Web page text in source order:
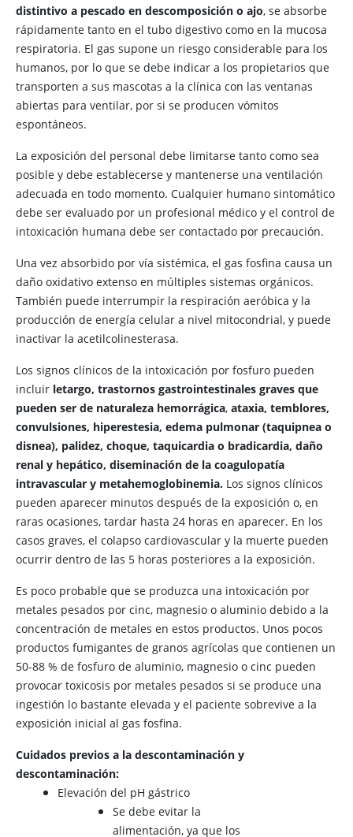
distintivo a pescado en descomposición o ajo, se absorbe
rápidamente tanto en el tubo digestivo como en la mucosa
respiratoria. El gas supone un riesgo considerable para los
humanos, por lo que se debe indicar a los propietarios que
transporten a sus mascotas a la clínica con las ventanas
abiertas para ventilar, por si se producen vómitos
espontáneos.
La exposición del personal debe limitarse tanto como sea
posible y debe establecerse y mantenerse una ventilación
adecuada en todo momento. Cualquier humano sintomático
debe ser evaluado por un profesional médico y el control de
intoxicación humana debe ser contactado por precaución.
Una vez absorbido por vía sistémica, el gas fosfina causa un
daño oxidativo extenso en múltiples sistemas orgánicos.
También puede interrumpir la respiración aeróbica y la
producción de energía celular a nivel mitocondrial, y puede
inactivar la acetilcolinesterasa.
Los signos clínicos de la intoxicación por fosfuro pueden
incluir letargo, trastornos gastrointestinales graves que
pueden ser de naturaleza hemorrágica, ataxia, temblores,
convulsiones, hiperestesia, edema pulmonar (taquipnea o
disnea), palidez, choque, taquicardia o bradicardia, daño
renal y hepático, diseminación de la coagulopatía
intravascular y metahemoglobinemia. Los signos clínicos
pueden aparecer minutos después de la exposición o, en
raras ocasiones, tardar hasta 24 horas en aparecer. En los
casos graves, el colapso cardiovascular y la muerte pueden
ocurrir dentro de las 5 horas posteriores a la exposición.
Es poco probable que se produzca una intoxicación por
metales pesados por cinc, magnesio o aluminio debido a la
concentración de metales en estos productos. Unos pocos
productos fumigantes de granos agrícolas que contienen un
50-88 % de fosfuro de aluminio, magnesio o cinc pueden
provocar toxicosis por metales pesados si se produce una
ingestión lo bastante elevada y el paciente sobrevive a la
exposición inicial al gas fosfina.
Cuidados previos a la descontaminación y
descontaminación:
Elevación del pH gástrico
Se debe evitar la
alimentación, ya que los